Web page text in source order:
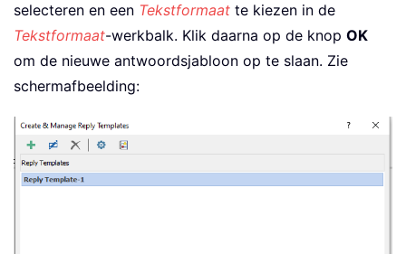
selecteren en een Tekstformaat te kiezen in de
Tekstformaat-werkbalk. Klik daarna op de knop OK
om de nieuwe antwoordsjabloon op te slaan. Zie
schermafbeelding: